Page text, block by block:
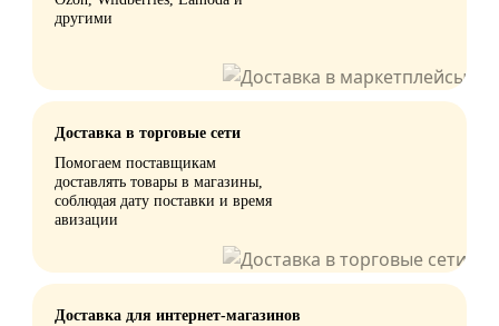
другими
Доставка в торговые сети
Помогаем поставщикам
доставлять товары в магазины,
соблюдая дату поставки и время
авизации
Доставка для интернет-магазинов